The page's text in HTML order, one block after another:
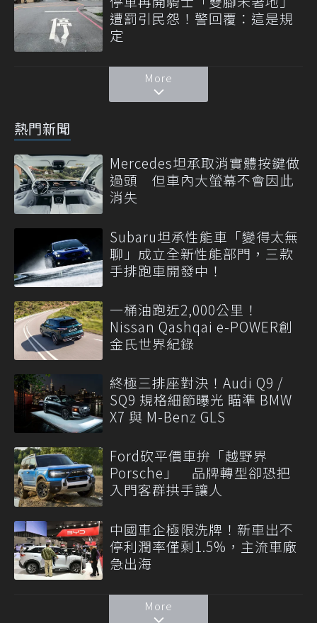
遭罰引民怨！警回覆：這是規
定
More
熱門新聞
Mercedes坦承取消實體按鍵做
過頭 但車內大螢幕不會因此
消失
Subaru坦承性能車「變得太無
聊」成立全新性能部門，三款
手排跑車開發中！
一桶油跑近2,000公里！
Nissan Qashqai e-POWER創
金氏世界紀錄
終極三排座對決！Audi Q9 /
SQ9 規格細節曝光 瞄準 BMW
X7 與 M-Benz GLS
Ford砍平價車拚「越野界
Porsche」 品牌轉型卻恐把
入門客群拱手讓人
中國車企極限洗牌！新車出不
停利潤率僅剩1.5%，主流車廠
急出海
More